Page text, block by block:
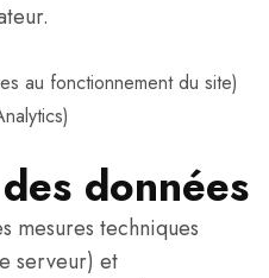
au fonctionnement du site)
données
mesures techniques
serveur) et